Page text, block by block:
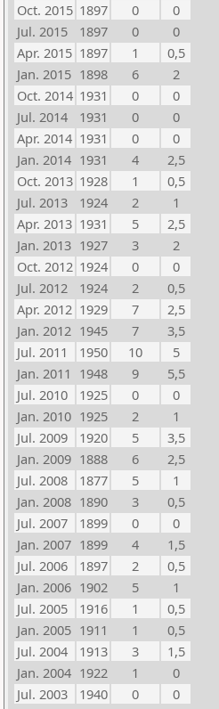
Oct. 2015 1897 0
0
Jul. 2015
1897 0
0
Apr. 2015 1897 1
0,5
Jan. 2015 1898 6
2
Oct. 2014 1931 0
0
Jul. 2014
1931 0
0
Apr. 2014 1931 0
0
Jan. 2014 1931 4
2,5
Oct. 2013 1928 1
0,5
Jul. 2013
1924 2
1
Apr. 2013 1931 5
2,5
Jan. 2013 1927 3
2
Oct. 2012 1924 0
0
Jul. 2012
1924 2
0,5
Apr. 2012 1929 7
2,5
Jan. 2012 1945 7
3,5
Jul. 2011
1950 10
5
Jan. 2011 1948 9
5,5
Jul. 2010
1925 0
0
Jan. 2010 1925 2
1
Jul. 2009
1920 5
3,5
Jan. 2009 1888 6
2,5
Jul. 2008
1877 5
1
Jan. 2008 1890 3
0,5
Jul. 2007
1899 0
0
Jan. 2007 1899 4
1,5
Jul. 2006
1897 2
0,5
Jan. 2006 1902 5
1
Jul. 2005
1916 1
0,5
Jan. 2005 1911 1
0,5
Jul. 2004
1913 3
1,5
Jan. 2004 1922 1
0
Jul. 2003
1940 0
0